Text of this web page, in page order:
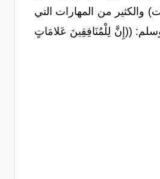
والكثير من المهارات التي
((إِنَّ لِلْمُنَافِقِينَ عَلامَاتٍ